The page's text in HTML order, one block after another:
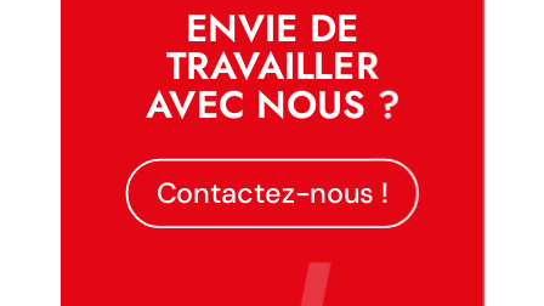
ENVIE DE
TRAVAILLER
AVEC NOUS ?
Contactez-nous !